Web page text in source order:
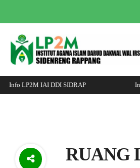
Info LP2M IAI DDI SIDRAP
RUANG